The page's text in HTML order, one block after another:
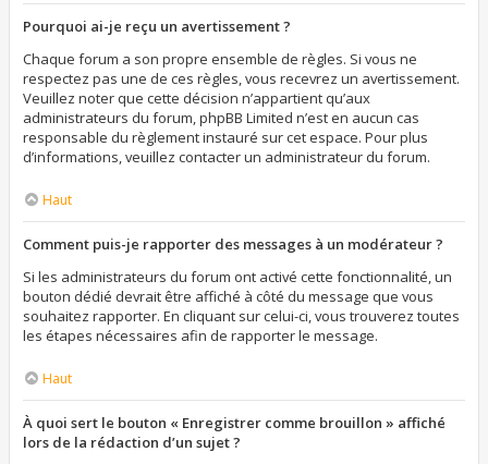
Pourquoi ai-je reçu un avertissement ?
Chaque forum a son propre ensemble de règles. Si vous ne
respectez pas une de ces règles, vous recevrez un avertissement.
Veuillez noter que cette décision n’appartient qu’aux
administrateurs du forum, phpBB Limited n’est en aucun cas
responsable du règlement instauré sur cet espace. Pour plus
d’informations, veuillez contacter un administrateur du forum.
Haut
Comment puis-je rapporter des messages à un modérateur ?
Si les administrateurs du forum ont activé cette fonctionnalité, un
bouton dédié devrait être affiché à côté du message que vous
souhaitez rapporter. En cliquant sur celui-ci, vous trouverez toutes
les étapes nécessaires afin de rapporter le message.
Haut
À quoi sert le bouton « Enregistrer comme brouillon » affiché
lors de la rédaction d’un sujet ?